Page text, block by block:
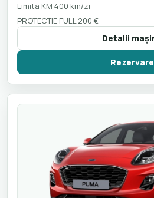
Limita KM 400 km/zi
PROTECTIE FULL 200 €
Detalii
Rezervare